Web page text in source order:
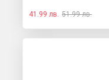
41.99 лв. 51.99 лв.